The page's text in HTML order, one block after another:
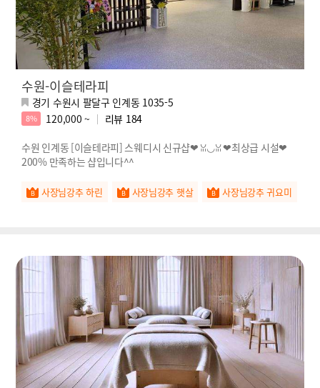
수원-이슬테라피
경기 수원시 팔달구 인계동 1035-5
8% 120,000 ~ 리뷰 184
수원 인계동 [이슬테라피] 스웨디시 신규샵❤ ꈍ◡ꈍ ❤최상급 시설❤
200% 만족하는 샵입니다^^
사장님강추 하린 사장님강추 햇살 사장님강추 귀요미